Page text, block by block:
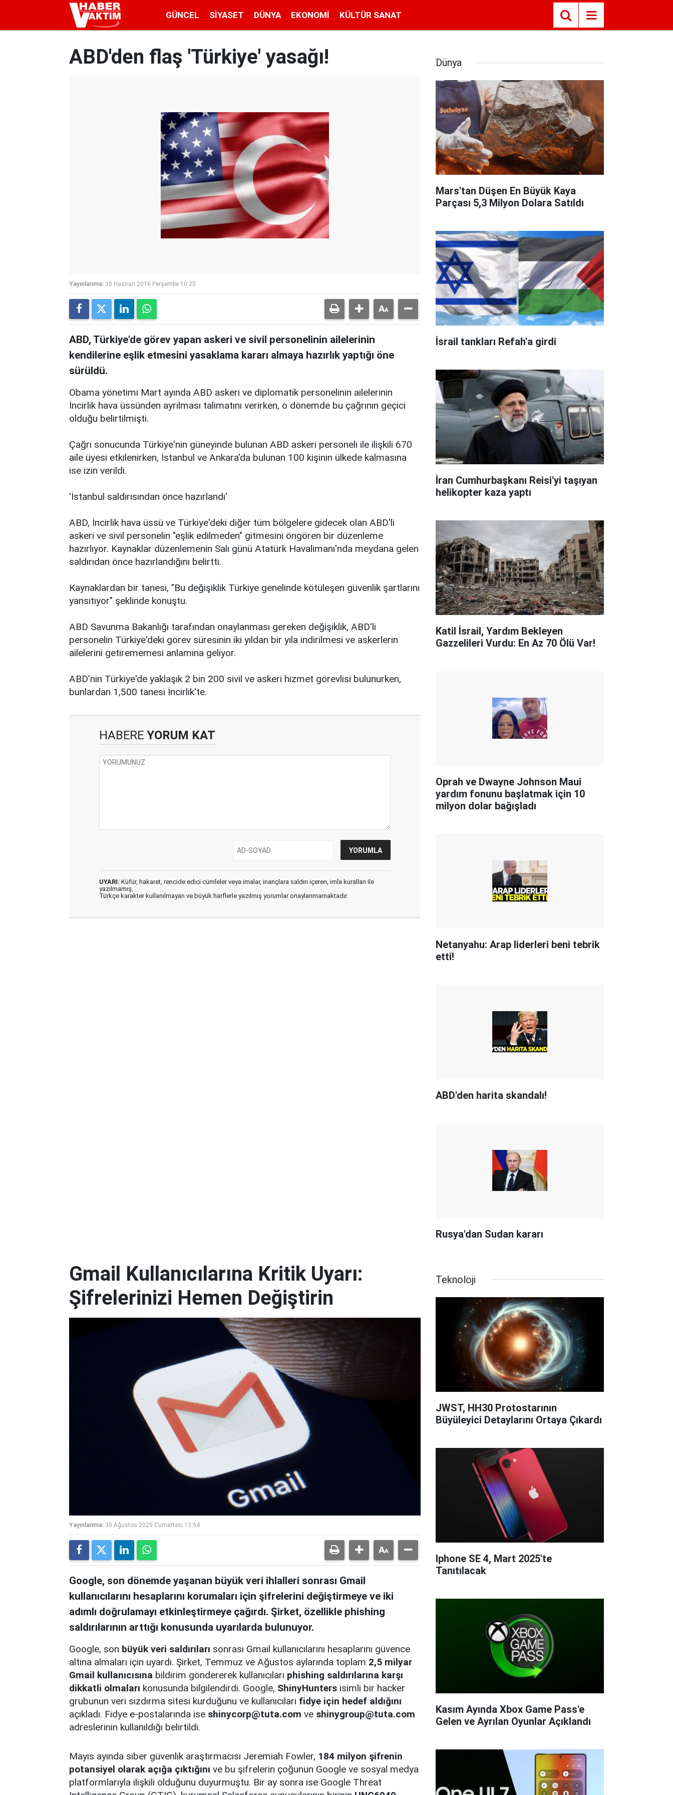
GÜNCEL SIYASET DÜNYA EKONOMI KÜLTÜR SANAT
ABD'den flaş 'Türkiye' yasağı!
Yayınlanma: 30 Haziran 2016 Perşembe 10:25
ABD, Türkiye'de görev yapan askeri ve sivil personelinin ailelerinin
kendilerine eşlik etmesini yasaklama kararı almaya hazırlık yaptığı öne
sürüldü.
Obama yönetimi Mart ayında ABD askeri ve diplomatik personelinin ailelerinin
İncirlik hava üssünden ayrılması talimatını verirken, o dönemde bu çağrının geçici
olduğu belirtilmişti.
Çağrı sonucunda Türkiye'nin güneyinde bulunan ABD askeri personeli ile ilişkili 670
aile üyesi etkilenirken, İstanbul ve Ankara'da bulunan 100 kişinin ülkede kalmasına
ise izin verildi.
'İstanbul saldırısından önce hazırlandı'
ABD, İncirlik hava üssü ve Türkiye'deki diğer tüm bölgelere gidecek olan ABD'li
askeri ve sivil personelin "eşlik edilmeden" gitmesini öngören bir düzenleme
hazırlıyor. Kaynaklar düzenlemenin Salı günü Atatürk Havalimanı'nda meydana gelen
saldırıdan önce hazırlandığını belirtti.
Kaynaklardan bir tanesi, "Bu değişiklik Türkiye genelinde kötüleşen güvenlik şartlarını
yansıtıyor" şeklinde konuştu.
ABD Savunma Bakanlığı tarafından onaylanması gereken değişiklik, ABD'li
personelin Türkiye'deki görev süresinin iki yıldan bir yıla indirilmesi ve askerlerin
ailelerini getirememesi anlamına geliyor.
ABD'nin Türkiye'de yaklaşık 2 bin 200 sivil ve askeri hizmet görevlisi bulunurken,
bunlardan 1,500 tanesi İncirlik'te.
HABERE YORUM KAT
UYARI: Küfür, hakaret, rencide edici cümleler veya imalar, inançlara saldırı içeren, imla kuralları ile
yazılmamış,
Türkçe karakter kullanılmayan ve büyük harflerle yazılmış yorumlar onaylanmamaktadır.
Dünya
Mars'tan Düşen En Büyük Kaya
Parçası 5,3 Milyon Dolara Satıldı
İsrail tankları Refah'a girdi
İran Cumhurbaşkanı Reisi'yi taşıyan
helikopter kaza yaptı
Katil İsrail, Yardım Bekleyen
Gazzelileri Vurdu: En Az 70 Ölü Var!
Oprah ve Dwayne Johnson Maui
yardım fonunu başlatmak için 10
milyon dolar bağışladı
Netanyahu: Arap liderleri beni tebrik
etti!
ABD'den harita skandalı!
Rusya'dan Sudan kararı
Gmail Kullanıcılarına Kritik Uyarı:
Şifrelerinizi Hemen Değiştirin
Yayınlanma: 30 Ağustos 2025 Cumartesi 13:54
Google, son dönemde yaşanan büyük veri ihlalleri sonrası Gmail
kullanıcılarını hesaplarını korumaları için şifrelerini değiştirmeye ve iki
adımlı doğrulamayı etkinleştirmeye çağırdı. Şirket, özellikle phishing
saldırılarının arttığı konusunda uyarılarda bulunuyor.
Google, son büyük veri saldırıları sonrası Gmail kullanıcılarını hesaplarını güvence
altına almaları için uyardı. Şirket, Temmuz ve Ağustos aylarında toplam 2,5 milyar
Gmail kullanıcısına bildirim göndererek kullanıcıları phishing saldırılarına karşı
dikkatli olmaları konusunda bilgilendirdi. Google, ShinyHunters isimli bir hacker
grubunun veri sızdırma sitesi kurduğunu ve kullanıcıları fidye için hedef aldığını
açıkladı. Fidye e-postalarında ise shinycorp@tuta.com ve shinygroup@tuta.com
adreslerinin kullanıldığı belirtildi.
Mayıs ayında siber güvenlik araştırmacısı Jeremiah Fowler, 184 milyon şifrenin
potansiyel olarak açığa çıktığını ve bu şifrelerin çoğunun Google ve sosyal medya
platformlarıyla ilişkili olduğunu duyurmuştu. Bir ay sonra ise Google Threat
Teknoloji
JWST, HH30 Protostarının
Büyüleyici Detaylarını Ortaya Çıkardı
Iphone SE 4, Mart 2025'te
Tanıtılacak
Kasım Ayında Xbox Game Pass'e
Gelen ve Ayrılan Oyunlar Açıklandı